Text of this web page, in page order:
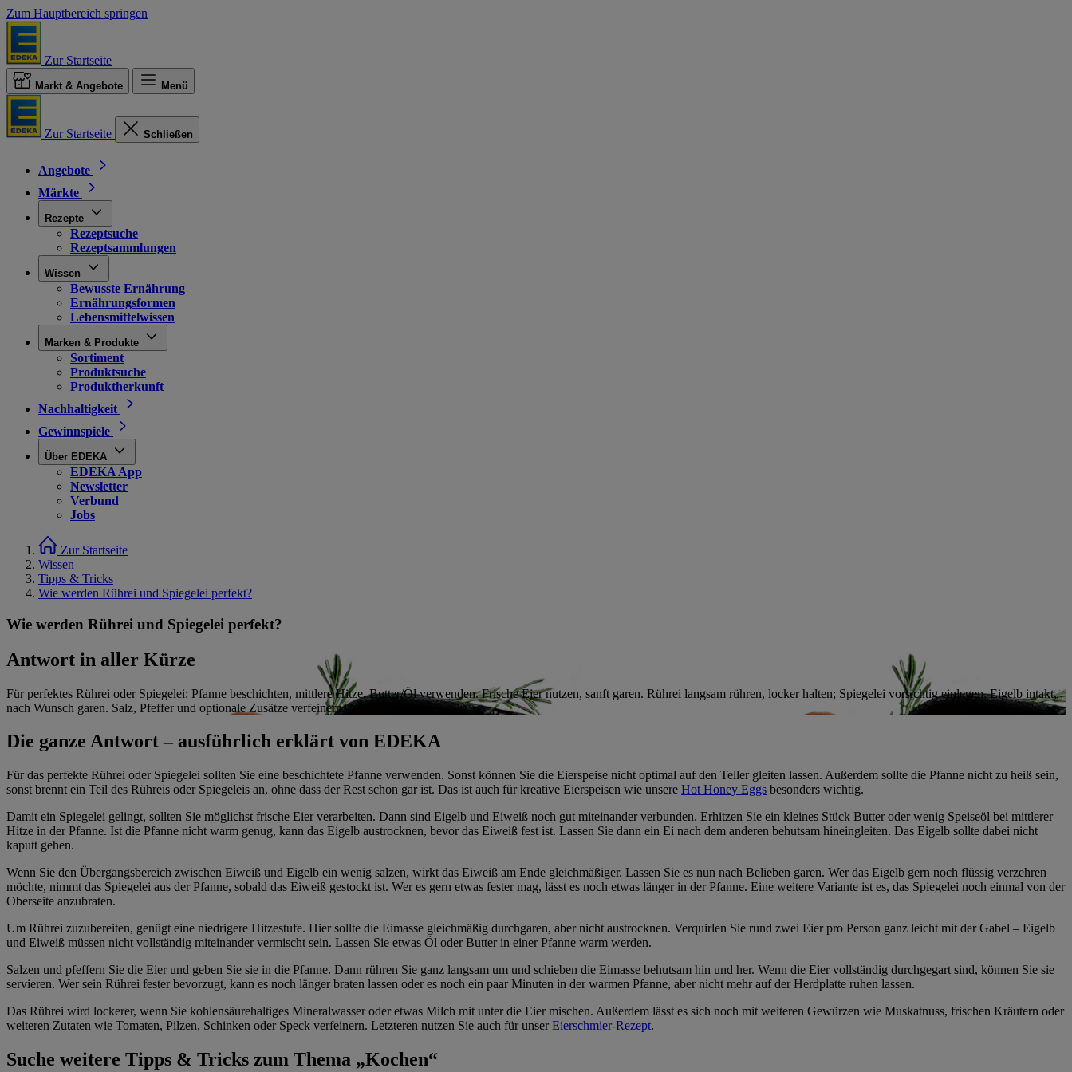
Zum Hauptbereich springen
Zur Startseite
Markt & Angebote Menü
Zur Startseite Schließen
Angebote
Märkte
Rezepte
Rezeptsuche
Rezeptsammlungen
Wissen
Bewusste Ernährung
Ernährungsformen
Lebensmittelwissen
Marken & Produkte
Sortiment
Produktsuche
Produktherkunft
Nachhaltigkeit
Gewinnspiele
Über EDEKA
EDEKA App
Newsletter
Verbund
Jobs
Zur Startseite
Wissen
Tipps & Tricks
Wie werden Rührei und Spiegelei perfekt?
Wie werden Rührei und Spiegelei perfekt?
Antwort in aller Kürze
Für perfektes Rührei oder Spiegelei: Pfanne beschichten, mittlere Hitze, Butter/Öl verwenden. Frische Eier nutzen, sanft garen. Rührei langsam rühren, locker halten; Spiegelei vorsichtig einlegen, Eigelb intakt,
nach Wunsch garen. Salz, Pfeffer und optionale Zusätze verfeinern.
Die ganze Antwort – ausführlich erklärt von EDEKA
Für das perfekte Rührei oder Spiegelei sollten Sie eine beschichtete Pfanne verwenden. Sonst können Sie die Eierspeise nicht optimal auf den Teller gleiten lassen. Außerdem sollte die Pfanne nicht zu heiß sein,
sonst brennt ein Teil des Rühreis oder Spiegeleis an, ohne dass der Rest schon gar ist. Das ist auch für kreative Eierspeisen wie unsere Hot Honey Eggs besonders wichtig.
Damit ein Spiegelei gelingt, sollten Sie möglichst frische Eier verarbeiten. Dann sind Eigelb und Eiweiß noch gut miteinander verbunden. Erhitzen Sie ein kleines Stück Butter oder wenig Speiseöl bei mittlerer
Hitze in der Pfanne. Ist die Pfanne nicht warm genug, kann das Eigelb austrocknen, bevor das Eiweiß fest ist. Lassen Sie dann ein Ei nach dem anderen behutsam hineingleiten. Das Eigelb sollte dabei nicht
kaputt gehen.
Wenn Sie den Übergangsbereich zwischen Eiweiß und Eigelb ein wenig salzen, wirkt das Eiweiß am Ende gleichmäßiger. Lassen Sie es nun nach Belieben garen. Wer das Eigelb gern noch flüssig verzehren
möchte, nimmt das Spiegelei aus der Pfanne, sobald das Eiweiß gestockt ist. Wer es gern etwas fester mag, lässt es noch etwas länger in der Pfanne. Eine weitere Variante ist es, das Spiegelei noch einmal von der
Oberseite anzubraten.
Um Rührei zuzubereiten, genügt eine niedrigere Hitzestufe. Hier sollte die Eimasse gleichmäßig durchgaren, aber nicht austrocknen. Verquirlen Sie rund zwei Eier pro Person ganz leicht mit der Gabel – Eigelb
und Eiweiß müssen nicht vollständig miteinander vermischt sein. Lassen Sie etwas Öl oder Butter in einer Pfanne warm werden.
Salzen und pfeffern Sie die Eier und geben Sie sie in die Pfanne. Dann rühren Sie ganz langsam um und schieben die Eimasse behutsam hin und her. Wenn die Eier vollständig durchgegart sind, können Sie sie
servieren. Wer sein Rührei fester bevorzugt, kann es noch länger braten lassen oder es noch ein paar Minuten in der warmen Pfanne, aber nicht mehr auf der Herdplatte ruhen lassen.
Das Rührei wird lockerer, wenn Sie kohlensäurehaltiges Mineralwasser oder etwas Milch mit unter die Eier mischen. Außerdem lässt es sich noch mit weiteren Gewürzen wie Muskatnuss, frischen Kräutern oder
weiteren Zutaten wie Tomaten, Pilzen, Schinken oder Speck verfeinern. Letzteren nutzen Sie auch für unserEierschmier-Rezept.
Suche weitere Tipps & Tricks zum Thema „Kochen“